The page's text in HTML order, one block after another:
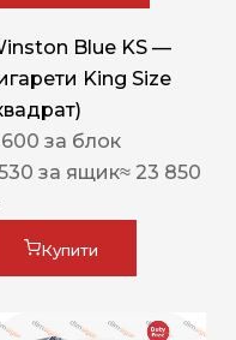
Blue KS —
King Size
600 за блок
за ящик≈ 23 850
Купити